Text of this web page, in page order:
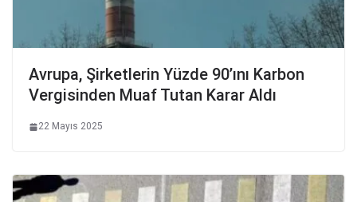
Avrupa, Şirketlerin Yüzde 90’ını Karbon
Vergisinden Muaf Tutan Karar Aldı
22 Mayıs 2025